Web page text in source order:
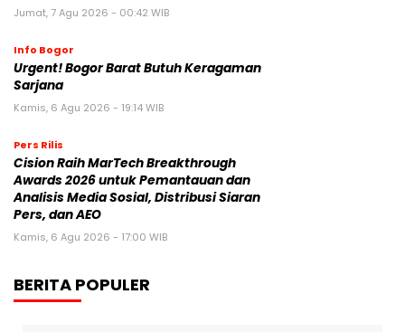
Jumat, 7 Agu 2026 - 00:42 WIB
Info Bogor
Urgent! Bogor Barat Butuh Keragaman
Sarjana
Kamis, 6 Agu 2026 - 19:14 WIB
Pers Rilis
Cision Raih MarTech Breakthrough
Awards 2026 untuk Pemantauan dan
Analisis Media Sosial, Distribusi Siaran
Pers, dan AEO
Kamis, 6 Agu 2026 - 17:00 WIB
BERITA POPULER